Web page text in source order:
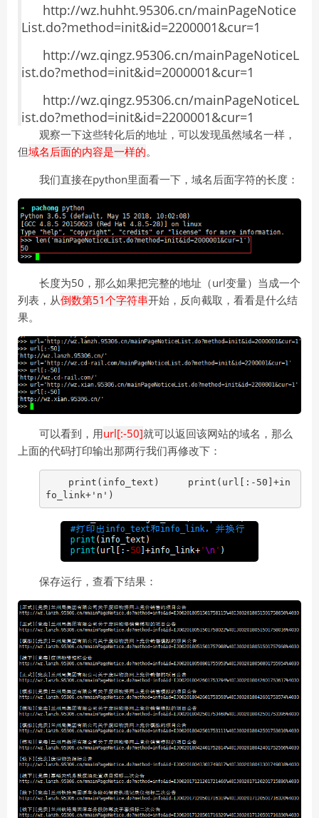
http://wz.huhht.95306.cn/mainPageNotice
List.do?method=init&id=2200001&cur=1
http://wz.qingz.95306.cn/mainPageNoticeL
ist.do?method=init&id=2000001&cur=1
http://wz.qingz.95306.cn/mainPageNoticeL
ist.do?method=init&id=2200001&cur=1
观察一下这些转化后的地址，可以发现虽然域名一样，
但域名后面的内容是一样的。
我们直接在python里面看一下，域名后面字符的长度：
长度为50，那么如果把完整的地址（url变量）当成一个
列表，从倒数第51个字符串开始，反向截取，看看是什么结
果。
可以看到，用url[:-50]就可以返回该网站的域名，那么
上面的代码打印输出那两行我们再修改下：
print(info_text) print(url[:-50]+in
fo_link+'n')
保存运行，查看下结果：